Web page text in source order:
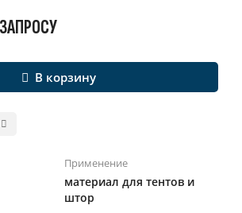
В корзину
Применение
материал для тентов и
штор